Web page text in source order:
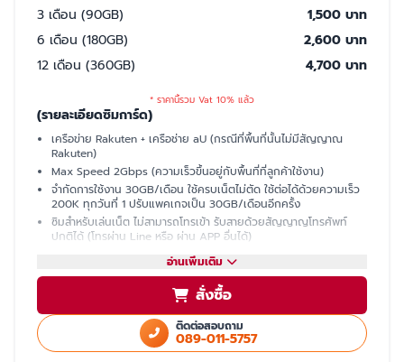
3 เดือน (90GB)
1,500 บาท
6 เดือน (180GB)
2,600 บาท
12 เดือน (360GB)
4,700 บาท
* ราคานี้รวม Vat 10% แล้ว
(รายละเอียดซิมการ์ด)
เครือข่าย Rakuten + เครือช่าย aU (กรณีที่พื้นที่นั้นไม่มีสัญญาณ
Rakuten)
Max Speed 2Gbps (ความเร็วขึ้นอยู่กับพื้นที่ที่ลูกค้าใช้งาน)
จำกัดการใช้งาน 30GB/เดือน ใช้ครบเน็ตไม่ตัด ใช้ต่อได้ด้วยความเร็ว
200K ทุกวันที่ 1 ปรับแพคเกจเป็น 30GB/เดือนอีกครั้ง
ซิมสำหรับเล่นเน็ต ไม่สามารถโทรเข้า รับสายด้วยสัญญาญโทรศัพท์
ปกติได้ (โทรผ่าน Line หรือ ผ่าน APP อื่นได้)
มีเบอร์ให้ รับ SMS ได้ (ใช้ซื้อบัตรคอนเสิร์ต, ซื้อของออนไลน์, เปิดบัญชี
แชร์ฮอตสปอต (Hotspot)ไม่ได้
ใช้สำเนา Passport หรือ สำเนาบัตรประชาชนในการสั่งซื้อ
ใช้ได้เฉพาะในประเทศญี่ปุ่นเท่านั้น
มี 2 แบบให้เลือก ซิมปกติ และ eSim
อ่านเพิ่มเติม
สั่งซื้อ
ติดต่อสอบถาม
089-011-5757